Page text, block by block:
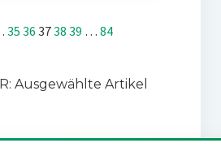
35 36 3738 39 … 84
Ausgewählte Artikel